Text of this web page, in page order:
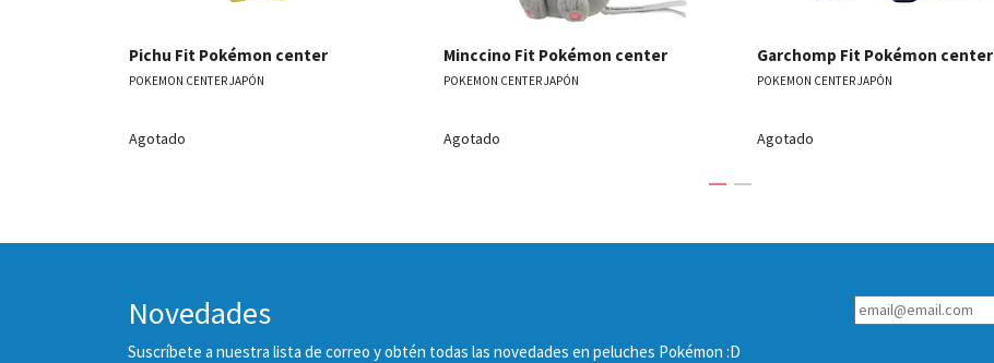
Pichu Fit Pokémon center
POKEMON CENTER JAPÓN
Agotado
Minccino Fit Pokémon center
POKEMON CENTER JAPÓN
Agotado
Garchomp Fit Pokémon center
POKEMON CENTER JAPÓN
Agotado
Novedades
Suscríbete a nuestra lista de correo y obtén todas las novedades en peluches Pokémon :D